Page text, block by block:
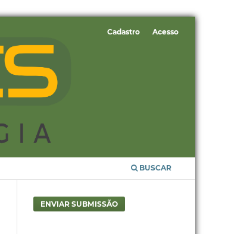
BUSCAR
Cadastro Acesso
ENVIAR SUBMISSÃO